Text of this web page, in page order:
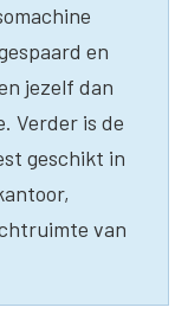
en
jezelf dan
Verder is de
geschikt in
van